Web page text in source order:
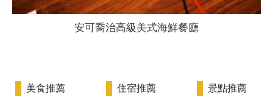
安可喬治高級美式海鮮餐廳
美食推薦
住宿推薦
景點推薦